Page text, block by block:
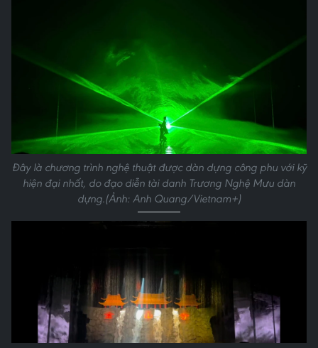
Đây là chương trình nghệ thuật được dàn dựng công phu với kỹ
hiện đại nhất, do đạo diễn tài danh Trương Nghệ Mưu dàn
dựng.(Ảnh: Anh Quang/Vietnam+)